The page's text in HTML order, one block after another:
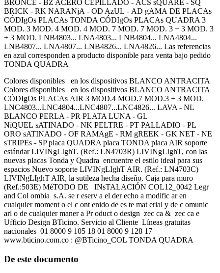
BRONCE - BZ ACERO CEPILLADO - ACS sQUARE - SQ
BRICK - RK NARANjA - OD AzUL - AD gAMA DE PLACAs
CÓDIgOs PLACAs TONDA CÓDIgOs PLACAs QUADRA 3
MOD. 3 MOD. 4 MOD. 4 MOD. 7 MOD. 7 MOD. 3 + 3 MOD. 3
+ 3 MOD. LNB4803... LNA4803... LNB4804... LNA4804...
LNB4807... LNA4807... LNB4826... LNA4826... Las referencias
en azul corresponden a producto disponible para venta bajo pedido
TONDA QUADRA
Colores disponibles en los dispositivos BLANCO ANTRACITA
Colores disponibles en los dispositivos BLANCO ANTRACITA
CÓDIgOs PLACAs AIR 3 MOD.4 MOD.7 MOD.3 + 3 MOD.
LNC4803...LNC4804...LNC4807...LNC4826... LAVA - NL
BLANCO PERLA - PR PLATA LUNA - GL
NíQUEL sATINADO - NK PELTRE - PT PALLADIO - PL
ORO sATINADO - OF RAMAgE - RM gREEK - GK NET - NE
sTRIPEs - SP placa QUADRA placa TONDA placa AIR soporte
estándar LIVINgLIghT. (Ref.: LN4703R) LIVINgLIghT, con las
nuevas placas Tonda y Quadra encuentre el estilo ideal para sus
espacios Nuevo soporte LIVINgLIghT AIR. (Ref.: LN4703C)
LIVINgLIghT AIR, la sutileza hecha diseño. Caja para muro
(Ref.:503E) MéTODO DE INsTALACIÓN COL12_0042 Legr
and Col ombia s.A. se r eserv a el der echo a modific ar en
cualquier moment o el c ont enido de es te mat erial y de c omunic
arl o de cualquier maner a Pr oduct o design zec ca & zec ca e
Ufficio Design BTicino. Servicio al Cliente Líneas gratuitas
nacionales 01 8000 9 105 18 01 8000 9 128 17
www.bticino.com.co : @BTicino_COL TONDA QUADRA
De este documento